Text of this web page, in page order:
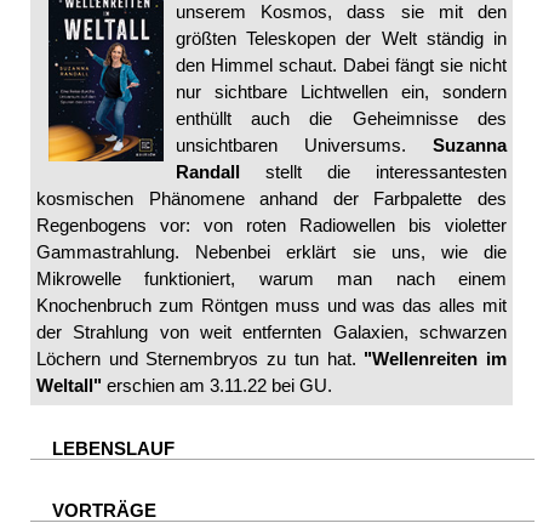
unserem Kosmos, dass sie mit den
größten Teleskopen der Welt ständig in
den Himmel schaut. Dabei fängt sie nicht
nur sichtbare Lichtwellen ein, sondern
enthüllt auch die Geheimnisse des
unsichtbaren Universums. Suzanna
Randallstellt die interessantesten
kosmischen Phänomene anhand der Farbpalette des
Regenbogens vor: von roten Radiowellen bis violetter
Gammastrahlung. Nebenbei erklärt sie uns, wie die
Mikrowelle funktioniert, warum man nach einem
Knochenbruch zum Röntgen muss und was das alles mit
der Strahlung von weit entfernten Galaxien, schwarzen
Löchern und Sternembryos zu tun hat. "Wellenreiten im
Weltall" erschien am 3.11.22 bei GU.
LEBENSLAUF
VORTRÄGE